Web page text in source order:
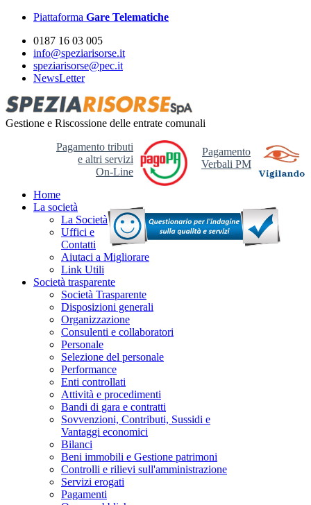
Piattaforma Gare Telematiche
0187 16 03 005
info@speziarisorse.it
speziarisorse@pec.it
NewsLetter
Gestione e Riscossione delle entrate comunali
Pagamento
Verbali PM
Pagamento tributi
e altri servizi
On-Line
Home
La società
La Società
Uffici e
Contatti
Aiutaci a Migliorare
Link Utili
Società trasparente
Società Trasparente
Disposizioni generali
Organizzazione
Consulenti e collaboratori
Personale
Selezione del personale
Performance
Enti controllati
Attività e procedimenti
Bandi di gara e contratti
Sovvenzioni, Contributi, Sussidi e
Vantaggi economici
Bilanci
Beni immobili e Gestione patrimoni
Controlli e rilievi sull'amministrazione
Servizi erogati
Pagamenti